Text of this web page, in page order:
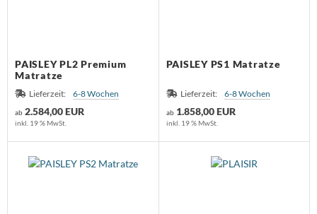
PAISLEY PL2 Premium
Matratze
Lieferzeit: 6-8 Wochen
ab 2.584,00 EUR
inkl. 19 % MwSt.
PAISLEY PS1 Matratze
Lieferzeit: 6-8 Wochen
ab 1.858,00 EUR
inkl. 19 % MwSt.